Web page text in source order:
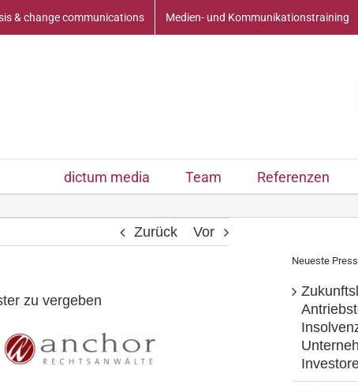
& change communications Medien- und Kommunikationstraining
dictum media Team Referenzen
Zurück Vor
zu vergeben
Neueste